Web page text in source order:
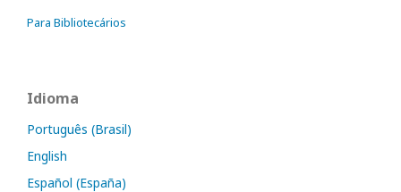
Para Bibliotecários
Idioma
Português (Brasil)
English
Español (España)